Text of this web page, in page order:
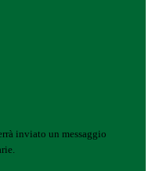
inviato un messaggio